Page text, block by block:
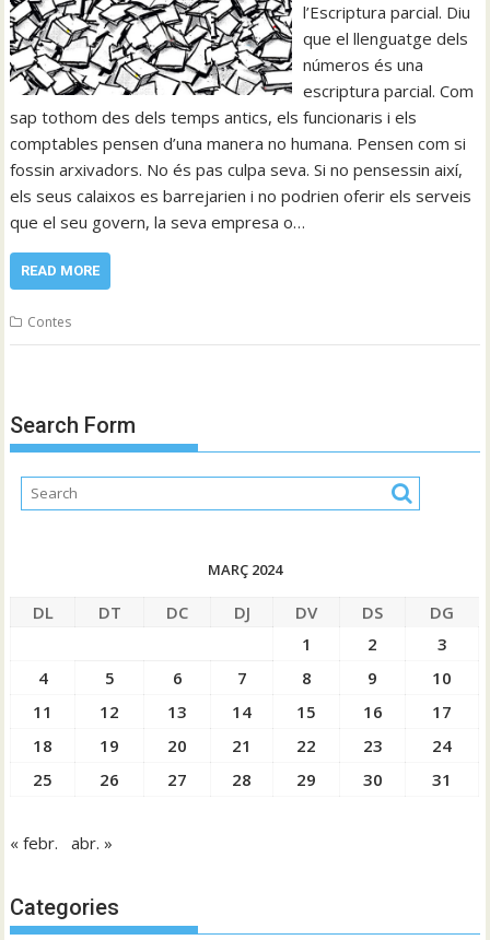
l’Escriptura parcial. Diu
que el llenguatge dels
números és una
escriptura parcial. Com
sap tothom des dels temps antics, els funcionaris i els
comptables pensen d’una manera no humana. Pensen com si
fossin arxivadors. No és pas culpa seva. Si no pensessin així,
els seus calaixos es barrejarien i no podrien oferir els serveis
que el seu govern, la seva empresa o…
READ MORE
Contes
Search Form
MARÇ 2024
DL DT DC DJ DV DS
DG
1
2
3
4
5 6 7 8 9
10
11
12 13 14 15 16
17
18
19 20 21 22 23
24
25
26 27 28 29 30 31
« febr. abr. »
Categories